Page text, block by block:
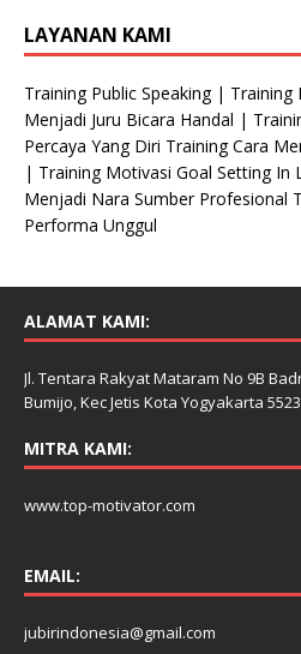
LAYANAN KAMI
Training Public Speaking | Training
Menjadi Juru Bicara Handal |
Percaya Yang Diri Training Cara
| Training Motivasi Goal Setting In
Menjadi Nara Sumber Profesional
Performa Unggul
ALAMAT KAMI:
Jl. Tentara Rakyat Mataram No 9B
Bumijo, Kec Jetis Kota Yogyakarta
MITRA KAMI:
www.top-motivator.com
EMAIL:
jubirindonesia@gmail.com